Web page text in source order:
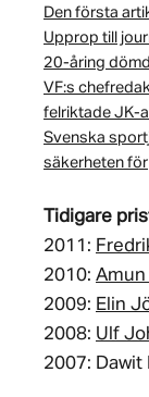
Den första
Upprop till
20-åring
VF:s
felriktade JK-
Svenska
säkerheten
Tidigare
2011:
2010: Amun
2009: Elin
2008: Ulf
2007: Dawit